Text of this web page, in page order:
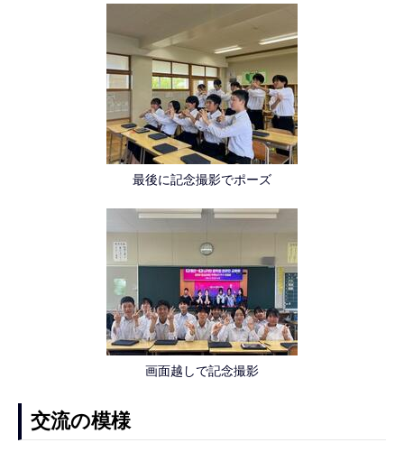
最後に記念撮影でポーズ
画面越しで記念撮影
交流の模様